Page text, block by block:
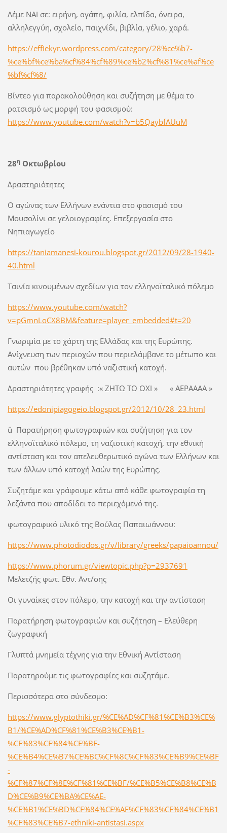
Λέμε ΝΑΙ σε: ειρήνη, αγάπη, φιλία, ελπίδα, όνειρα,
αλληλεγγύη, σχολείο, παιχνίδι, βιβλία, γέλιο, χαρά.
https://effiekyr.wordpress.com/category/28%ce%b7-
%ce%bf%ce%ba%cf%84%cf%89%ce%b2%cf%81%ce%af%ce
%bf%cf%8/
Βίντεο για παρακολούθηση και συζήτηση με θέμα το
ρατσισμό ως μορφή του φασισμού:
https://www.youtube.com/watch?v=b5QaybfAUuM
28ηΟκτωβρίου
Δραστηριότητες
Ο αγώνας των Ελλήνων ενάντια στο φασισμό του
Μουσολίνι σε γελοιογραφίες. Επεξεργασία στο
Νηπιαγωγείο
https://taniamanesi-kourou.blogspot.gr/2012/09/28-1940-
40.html
Ταινία κινουμένων σχεδίων για τον ελληνοϊταλικό πόλεμο
https://www.youtube.com/watch?
v=pGmnLoCX8BM&feature=player_embedded#t=20
Γνωριμία με το χάρτη της Ελλάδας και της Ευρώπης.
Ανίχνευση των περιοχών που περιελάμβανε το μέτωπο και
αυτών που βρέθηκαν υπό ναζιστική κατοχή.
Δραστηριότητες γραφής :« ΖΗΤΩ ΤΟ ΟΧΙ » « ΑΕΡΑΑΑΑ »
https://edonipiagogeio.blogspot.gr/2012/10/28_23.html
ü Παρατήρηση φωτογραφιών και συζήτηση για τον
ελληνοϊταλικό πόλεμο, τη ναζιστική κατοχή, την εθνική
αντίσταση και τον απελευθερωτικό αγώνα των Ελλήνων και
των άλλων υπό κατοχή λαών της Ευρώπης.
Συζητάμε και γράφουμε κάτω από κάθε φωτογραφία τη
λεζάντα που αποδίδει το περιεχόμενό της.
φωτογραφικό υλικό της Βούλας Παπαιωάννου:
https://www.photodiodos.gr/v/library/greeks/papaioannou/
https://www.phorum.gr/viewtopic.php?p=2937691
Μελετζής φωτ. Εθν. Αντ/σης
Οι γυναίκες στον πόλεμο, την κατοχή και την αντίσταση
Παρατήρηση φωτογραφιών και συζήτηση – Ελεύθερη
ζωγραφική
Γλυπτά μνημεία τέχνης για την Εθνική Αντίσταση
Παρατηρούμε τις φωτογραφίες και συζητάμε.
Περισσότερα στο σύνδεσμο:
https://www.glyptothiki.gr/%CE%AD%CF%81%CE%B3%CE%
B1/%CE%AD%CF%81%CE%B3%CE%B1-
%CF%83%CF%84%CE%BF-
%CE%B4%CE%B7%CE%BC%CF%8C%CF%83%CE%B9%CE%BF
-
%CF%87%CF%8E%CF%81%CE%BF/%CE%B5%CE%B8%CE%B
D%CE%B9%CE%BA%CE%AE-
%CE%B1%CE%BD%CF%84%CE%AF%CF%83%CF%84%CE%B1
%CF%83%CE%B7-ethniki-antistasi.aspx